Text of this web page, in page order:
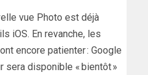
vue Photo est déjà
iOS. En revanche, les
encore patienter : Google
sera disponible « bientôt »